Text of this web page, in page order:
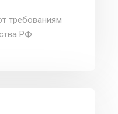
требованиям
РФ